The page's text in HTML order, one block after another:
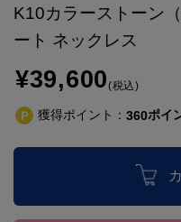
K10カラーストーン
ート ネックレス
¥39,600(税込)
獲得ポイント： 360ポイ